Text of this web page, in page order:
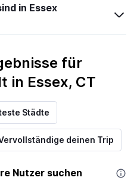
in Essex
für
in Essex, CT
Städte
deinen Trip
Nutzer suchen